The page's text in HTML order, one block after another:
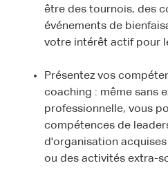
être des tournois, des
événements de
votre intérêt actif pour
Présentez vos
coaching : même sans
professionnelle, vous
compétences de
d'organisation
ou des activités extra-